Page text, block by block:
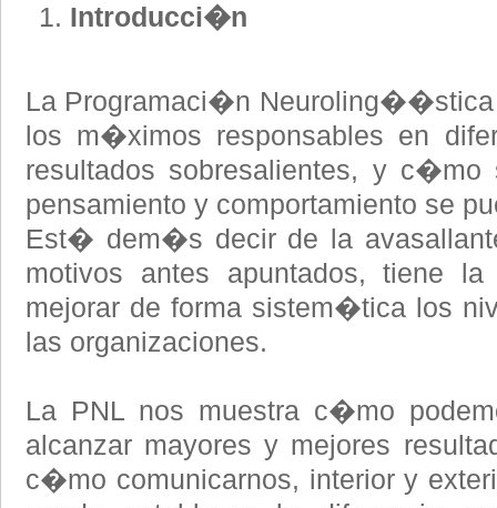
Introducci�n
La Programaci�n
los m�ximos responsables en
resultados sobresalientes, y c�mo
pensamiento y comportamiento se
Est� dem�s decir de la
motivos antes apuntados, tiene
mejorar de forma sistem�tica los
las organizaciones.
La PNL nos muestra c�mo
alcanzar mayores y mejores
c�mo comunicarnos, interior y